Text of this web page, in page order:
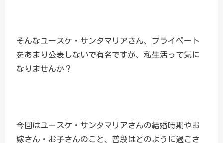
そんなユースケ・サンタマリアさん、プライベート
をあまり公表しないで有名ですが、私生活って気に
なりませんか？
今回はユースケ・サンタマリアさんの結婚時期やお
嫁さん・お子さんのこと、普段はどのように過ごさ